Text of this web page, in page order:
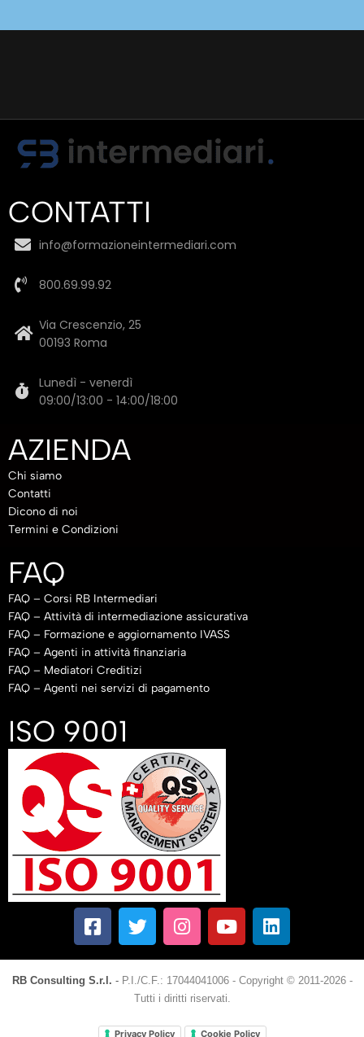
CONTATTI
info@formazioneintermediari.com
800.69.99.92
Via Crescenzio, 25
00193 Roma
Lunedì - venerdì
09:00/13:00 - 14:00/18:00
AZIENDA
Chi siamo
Contatti
Dicono di noi
Termini e Condizioni
FAQ
FAQ – Corsi RB Intermediari
FAQ – Attività di intermediazione assicurativa
FAQ – Formazione e aggiornamento IVASS
FAQ – Agenti in attività finanziaria
FAQ – Mediatori Creditizi
FAQ – Agenti nei servizi di pagamento
ISO 9001
RB Consulting S.r.l. - P.I./C.F.: 17044041006 - Copyright © 2011-2026 -
Tutti i diritti riservati.
Privacy Policy Cookie Policy